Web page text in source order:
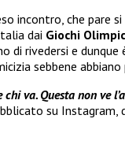
incontro, che pare
dai Giochi
di rivedersi e
sebbene
va. Questa non ve
su Instagram,